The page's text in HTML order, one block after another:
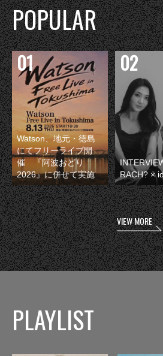
POPULAR
Watson、地元・徳島
にてフリーライブ開
催 『阿波おどり
2026』に併せて実施
RACH? ×
VIEW MORE
PLAYLIST